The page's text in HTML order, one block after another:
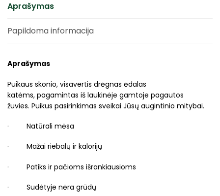
Aprašymas
Papildoma informacija
Aprašymas
Puikaus skonio, visavertis drėgnas ėdalas
katėms, pagamintas iš laukinėje gamtoje pagautos
žuvies. Puikus pasirinkimas sveikai Jūsų augintinio mitybai.
· Natūrali mėsa
· Mažai riebalų ir kalorijų
· Patiks ir pačioms išrankiausioms
· Sudėtyje nėra grūdų